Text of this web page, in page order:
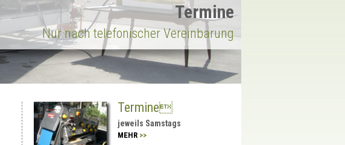
Termine
Nur nach telefonischer Vereinbarung
Termine
jeweils Samstags
MEHR >>